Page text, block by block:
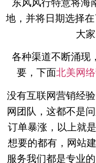
东风风行特意将海
地，并将日期选择
大
各种渠道不断涌现
要，下面北美网
没有互联网营销经
网团队，这都不是
订单暴涨，以上就
想要的都有，网站
服务我们都是专业